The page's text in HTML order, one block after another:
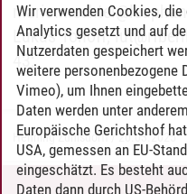
Lukas Tohoff,
43;
Henning Zühlsdorff/20.03.2025
Wir verwenden Cookies,
Analytics gesetzt und auf
Nutzerdaten gespeichert
weitere personenbezogene
Vimeo), um Ihnen
Daten werden unter
Europäische Gerichtshof
USA, gemessen an EU-
eingeschätzt. Es besteht
Daten dann durch US-